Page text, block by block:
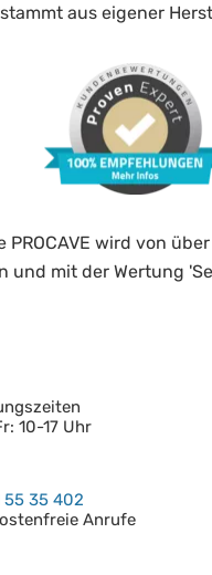
stammt aus eigener
PROCAVE wird von
und mit der Wertung
10-17 Uhr
55 35 402
Anrufe